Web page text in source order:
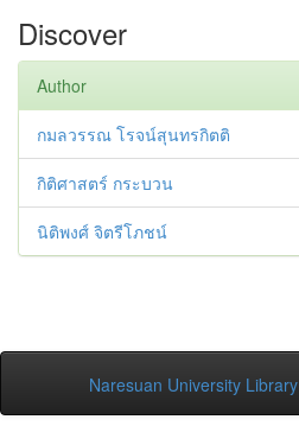
Discover
Author
กมลวรรณ โรจน์สุนทรกิตติ
กิติศาสตร์ กระบวน
นิติพงศ์ จิตรีโภชน์
Naresuan University Library